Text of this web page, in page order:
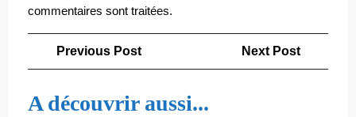
commentaires sont traitées.
Navigation
de
l’article
Previous PostPrevious
Post
Next Post
Post
A découvrir aussi...